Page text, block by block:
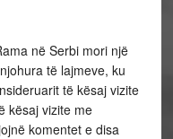
në Serbi mori një
të lajmeve, ku
të kësaj vizite
kësaj vizite me
komentet e disa